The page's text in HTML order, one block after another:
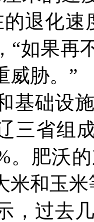
退化速
“如果再
威胁。”
础设施
三省组
。肥沃
米和玉
过去几